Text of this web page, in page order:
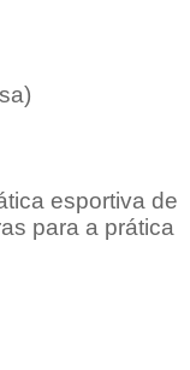
esportiva de
para a prática